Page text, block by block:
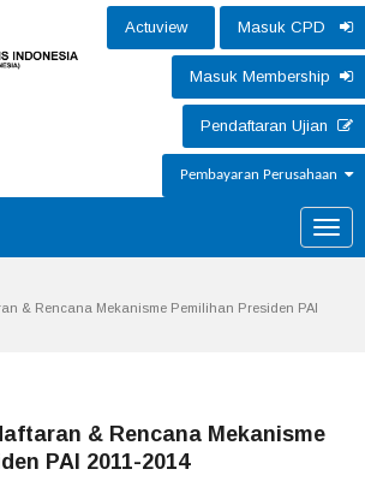
Actuview Masuk CPD
Masuk Membership
Pendaftaran Ujian
Pembayaran Perusahaan
Toggle
& Rencana Mekanisme Pemilihan Presiden PAI
& Rencana Mekanisme
PAI 2011-2014